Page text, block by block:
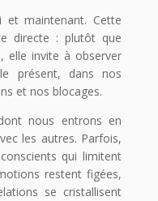
et maintenant. Cette
directe : plutôt que
elle invite à observer
présent, dans nos
et nos blocages.
nous entrons en
les autres. Parfois,
qui limitent
restent figées,
se cristallisent